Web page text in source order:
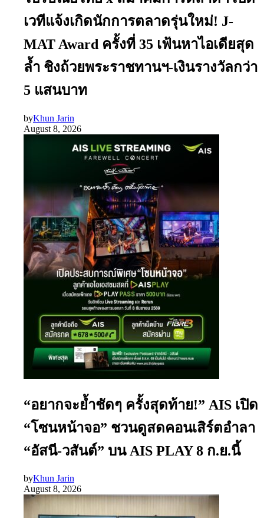
เวทีแจ้งเกิดนักการตลาดรุ่นใหม่! J-
MAT Award ครั้งที่ 35 เฟ้นหาไอเดียสุด
ล้ำ ชิงถ้วยพระราชทานฯ-เงินรางวัลกว่า
5 แสนบาท
byKhun Jarin
August 8, 2026
“อยากจะย้ำชัดๆ ครั้งสุดท้าย!” AIS เปิด
“โซนหน้าจอ” ชวนดูสดคอนเสิร์ตอำลา
“อัสนี-วสันต์” บน AIS PLAY 8 ก.ย.นี้
byKhun Jarin
August 8, 2026